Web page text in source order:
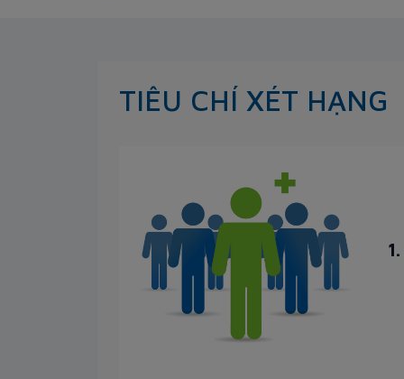
TIÊU CHÍ XÉT HẠNG